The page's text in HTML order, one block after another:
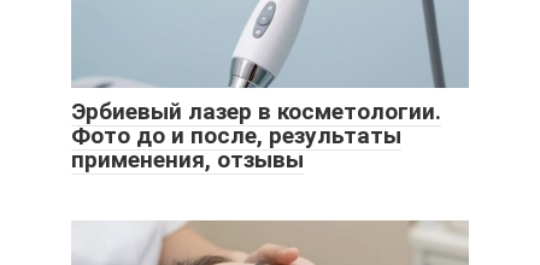
Эрбиевый лазер в косметологии.
Фото до и после, результаты
применения, отзывы